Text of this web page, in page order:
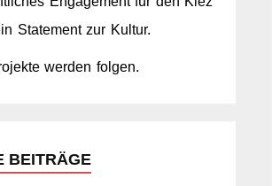
Statement zur Kultur.
werden folgen.
BEITRÄGE